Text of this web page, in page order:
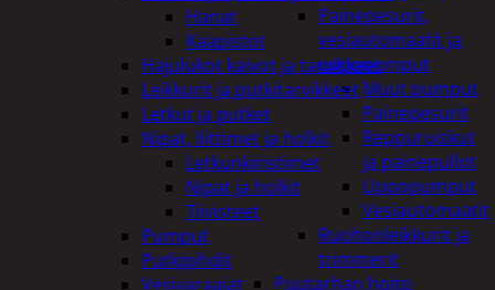
Painepesurit,
vesiautomaatit ja
uppopumput
Muut pumput
Painepesurit
Reppuruiskut
ja painepullot
Uppopumput
Vesiautomaatit
Ruohonleikkurit ja
trimmerit
Puutarhan hoito
Hanat
Kaapistot
Hajulukot kaivot ja tarvikkeet
Leikkurit ja putkitarvikkeet
Letkut ja putket
Nipat, liittimet ja holkit
Letkunkiristimet
Nipat ja holkit
Tiivisteet
Pumput
Putkipihdit
Vesivaraajat